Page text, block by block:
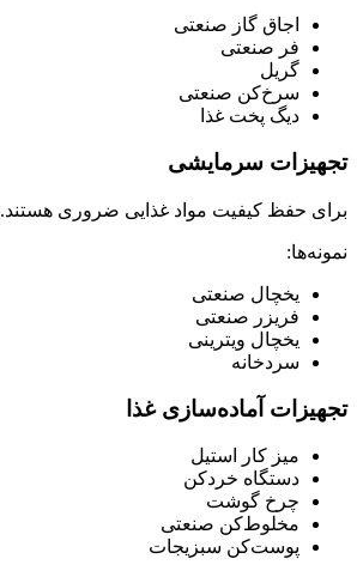
اجاق گاز صنعتی
فر صنعتی
گریل
سرخ‌کن صنعتی
دیگ پخت غذا
تجهیزات سرمایشی
برای حفظ کیفیت مواد غذایی ضروری هستند.
نمونه‌ها:
یخچال صنعتی
فریزر صنعتی
یخچال ویترینی
سردخانه
تجهیزات آماده‌سازی غذا
میز کار استیل
دستگاه خردکن
چرخ گوشت
مخلوط‌کن صنعتی
پوست‌کن سبزیجات